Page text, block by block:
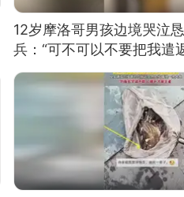
12岁摩洛哥男孩边境哭泣
兵：“可不可以不要把我遣